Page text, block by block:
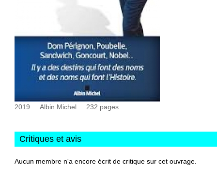
2019 Albin Michel 232 pages
Critiques et avis
Aucun membre n'a encore écrit de critique sur cet ouvrage.